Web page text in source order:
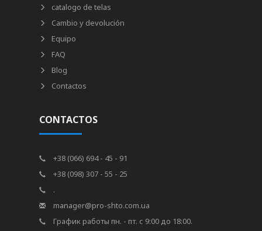
catalogo de telas
Cambio y devolución
Equipo
FAQ
Blog
Contactos
CONTACTOS
+38 (066) 694 - 45 - 91
+38 (098) 307 - 55 - 25
.
manager@pro-shto.com.ua
График работы пн. - пт. с 9:00 до 18:00.